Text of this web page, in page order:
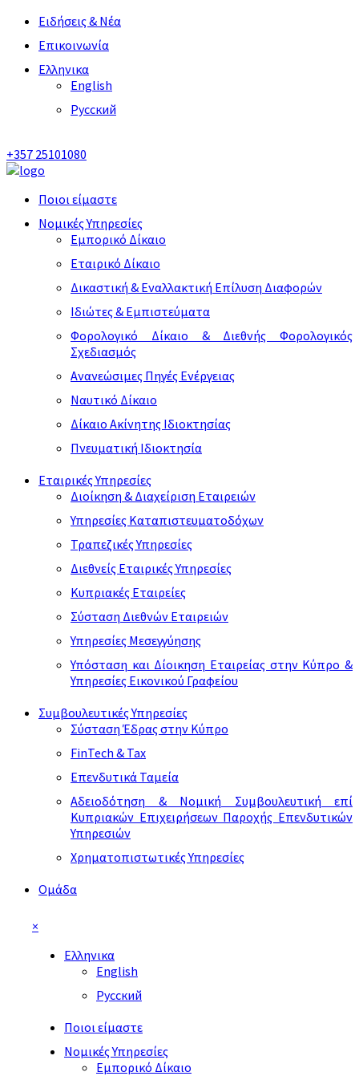
Ειδήσεις & Νέα
Επικοινωνία
Ελληνικα
English
Русский
+357 25101080
Ποιοι είμαστε
Νομικές Υπηρεσίες
Εμπορικό Δίκαιο
Εταιρικό Δίκαιο
Δικαστική & Εναλλακτική Επίλυση Διαφορών
Ιδιώτες & Εμπιστεύματα
Φορολογικό Δίκαιο & Διεθνής Φορολογικός
Σχεδιασμός
Ανανεώσιμες Πηγές Ενέργειας
Ναυτικό Δίκαιο
Δίκαιο Ακίνητης Ιδιοκτησίας
Πνευματική Ιδιοκτησία
Εταιρικές Υπηρεσίες
Διοίκηση & Διαχείριση Εταιρειών
Υπηρεσίες Καταπιστευματοδόχων
Τραπεζικές Υπηρεσίες
Διεθνείς Εταιρικές Υπηρεσίες
Κυπριακές Εταιρείες
Σύσταση Διεθνών Εταιρειών
Υπηρεσίες Μεσεγγύησης
Υπόσταση και Δίοικηση Εταιρείας στην Κύπρο &
Υπηρεσίες Εικονικού Γραφείου
Συμβουλευτικές Υπηρεσίες
Σύσταση Έδρας στην Κύπρο
FinTech & Tax
Επενδυτικά Ταμεία
Αδειοδότηση & Νομική Συμβουλευτική επί
Κυπριακών Επιχειρήσεων Παροχής Επενδυτικών
Υπηρεσιών
Χρηματοπιστωτικές Υπηρεσίες
Ομάδα
×
Ελληνικα
English
Русский
Ποιοι είμαστε
Νομικές Υπηρεσίες
Εμπορικό Δίκαιο